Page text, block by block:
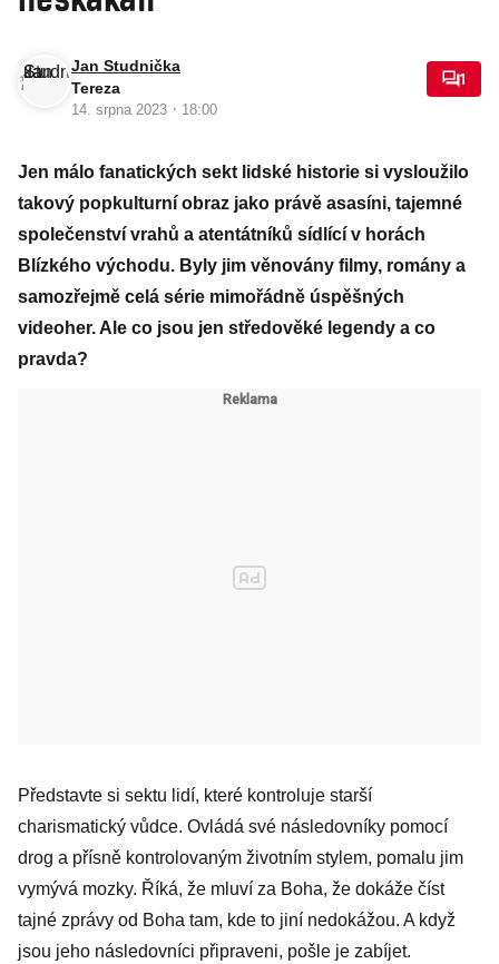
Jan Studnička
Tereza
14. srpna 2023 · 18:00
1
Jen málo fanatických sekt lidské historie si vysloužilo
takový popkulturní obraz jako právě asasíni, tajemné
společenství vrahů a atentátníků sídlící v horách
Blízkého východu. Byly jim věnovány filmy, romány a
samozřejmě celá série mimořádně úspěšných
videoher. Ale co jsou jen středověké legendy a co
pravda?
Představte si sektu lidí, které kontroluje starší
charismatický vůdce. Ovládá své následovníky pomocí
drog a přísně kontrolovaným životním stylem, pomalu jim
vymývá mozky. Říká, že mluví za Boha, že dokáže číst
tajné zprávy od Boha tam, kde to jiní nedokážou. A když
jsou jeho následovníci připraveni, pošle je zabíjet.